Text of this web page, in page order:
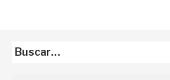
Buscar…